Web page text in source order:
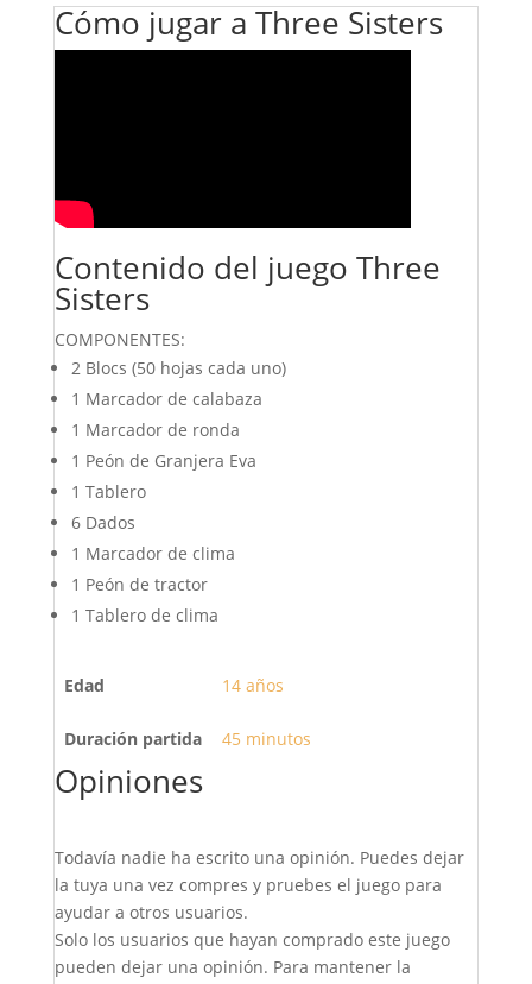
Cómo jugar a Three Sisters
Contenido del juego Three
Sisters
COMPONENTES:
2 Blocs (50 hojas cada uno)
1 Marcador de calabaza
1 Marcador de ronda
1 Peón de Granjera Eva
1 Tablero
6 Dados
1 Marcador de clima
1 Peón de tractor
1 Tablero de clima
Edad 14 años
Duración partida 45 minutos
Opiniones
Todavía nadie ha escrito una opinión. Puedes dejar
la tuya una vez compres y pruebes el juego para
ayudar a otros usuarios.
Solo los usuarios que hayan comprado este juego
pueden dejar una opinión. Para mantener la